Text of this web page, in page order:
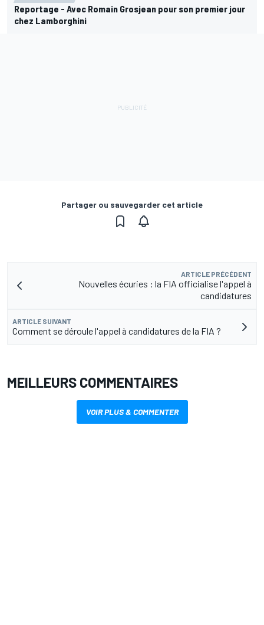
Reportage - Avec Romain Grosjean pour son premier jour
chez Lamborghini
Partager ou sauvegarder cet article
ARTICLE PRÉCÉDENT
Nouvelles écuries : la FIA officialise l'appel à
candidatures
ARTICLE SUIVANT
Comment se déroule l'appel à candidatures de la FIA ?
MEILLEURS COMMENTAIRES
VOIR PLUS & COMMENTER